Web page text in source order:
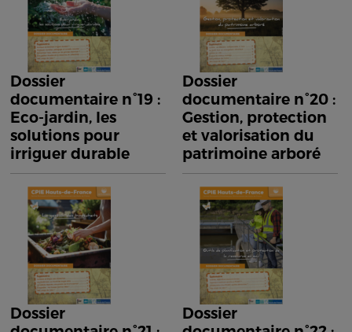
Dossier
documentaire n°19 :
Eco-jardin, les
solutions pour
irriguer durable
Dossier
documentaire n°20 :
Gestion, protection
et valorisation du
patrimoine arboré
Dossier
Dossier